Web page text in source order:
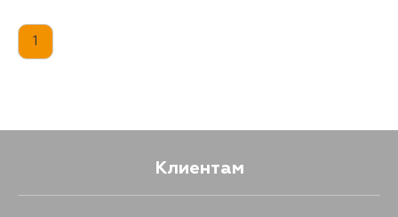
15 августа
19 августа 141
1
Клиентам